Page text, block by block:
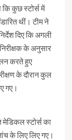
कि कुछ स्टोर्स में
थीं। टीम ने
दिए कि अगली
के अनुसार
करते हुए
के दौरान कुल
गए।
मेडिकल स्टोर्स का
के लिए लिए गए।